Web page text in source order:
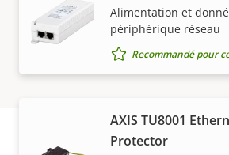
Alimentation et
périphérique réseau
Recommandé pour
AXIS TU8001
Protector
AFFICHER LES PRODUITS